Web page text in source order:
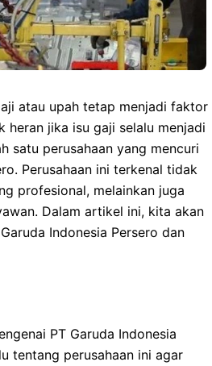
atau upah tetap menjadi faktor
heran jika isu gaji selalu menjadi
satu perusahaan yang mencuri
Perusahaan ini terkenal tidak
profesional, melainkan juga
Dalam artikel ini, kita akan
Indonesia Persero dan
PT Garuda Indonesia
tentang perusahaan ini agar